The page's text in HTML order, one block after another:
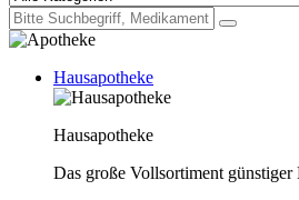
Hausapotheke
Hausapotheke
Das große Vollsortiment günstiger